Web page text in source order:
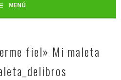
MENÚ
fiel» Mi maleta